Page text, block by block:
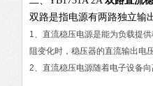
双路是指电源有两路独立输
1、直流稳压电源是能为负载提
阻变化时，稳压器的直流输出电
2、直流稳压电源随着电子设备